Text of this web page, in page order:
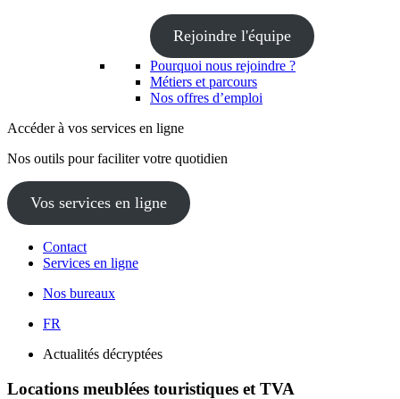
Rejoindre l'équipe
Pourquoi nous rejoindre ?
Métiers et parcours
Nos offres d’emploi
Accéder à vos services en ligne
Nos outils pour faciliter votre quotidien
Vos services en ligne
Contact
Services en ligne
Nos bureaux
FR
Actualités décryptées
Locations meublées touristiques et TVA